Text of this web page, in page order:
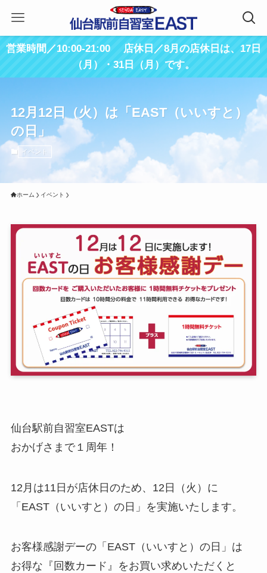
営業時間／10:00-21:00 店休日／8月の店休日は、17日
（月）・31日（月）です。
12月12日（火）は「EAST（いいすと）
の日」
イベント
ホーム イベント
仙台駅前自習室EASTは
おかげさまで１周年！
12月は11日が店休日のため、12日（火）に
「EAST（いいすと）の日」を実施いたします。
お客様感謝デーの「EAST（いいすと）の日」は
お得な『回数カード』をお買い求めいただくと